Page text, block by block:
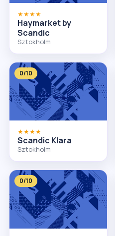
★★★★
Haymarket by
Scandic
Sztokholm
0/10
★★★★
Scandic Klara
Sztokholm
0/10